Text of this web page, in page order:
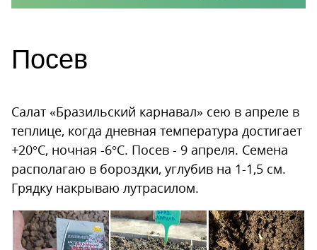
Посев
Салат «Бразильский карнавал» сею в апреле в
теплице, когда дневная температура достигает
+20°С, ночная -6°С. Посев - 9 апреля. Семена
располагаю в бороздки, углубив на 1-1,5 см.
Грядку накрываю лутрасилом.